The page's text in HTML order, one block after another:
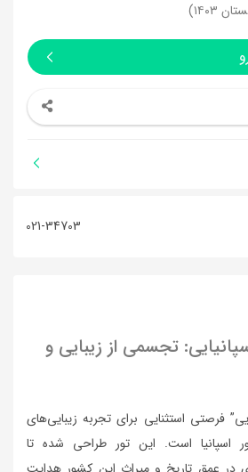
۱۴۰۳)
021-34703
اسپانیایی: تجسمی از زیبایی و
فرصتی استثنایی برای تجربه زیبایی‌های
اسپانیا است. این تور طراحی شده تا